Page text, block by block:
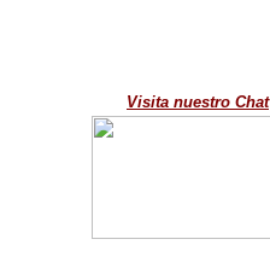
Visita nuestro Chat